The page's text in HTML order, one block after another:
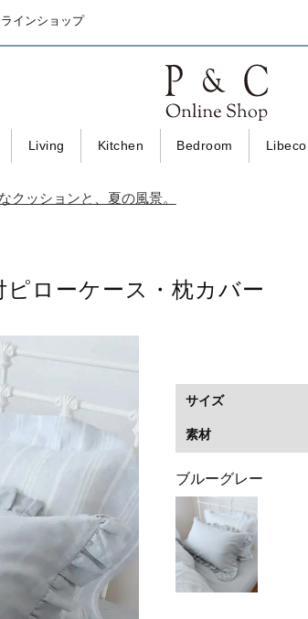
インショップ
Living Kitchen Bedroom Libeco
クッションと、夏の風景。
ピローケース・枕カバー
サイズ
素材
ブルーグレー